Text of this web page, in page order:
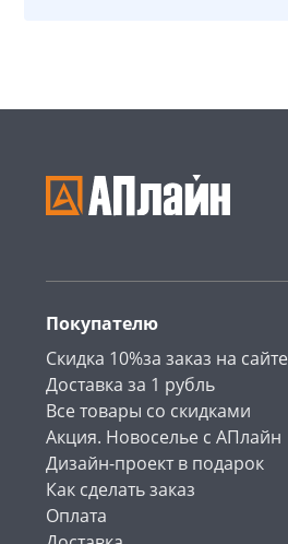
Покупателю
Скидка 10%за заказ на сайте
Доставка за 1 рубль
Все товары со скидками
Акция. Новоселье с АПлайн
Дизайн-проект в подарок
Как сделать заказ
Оплата